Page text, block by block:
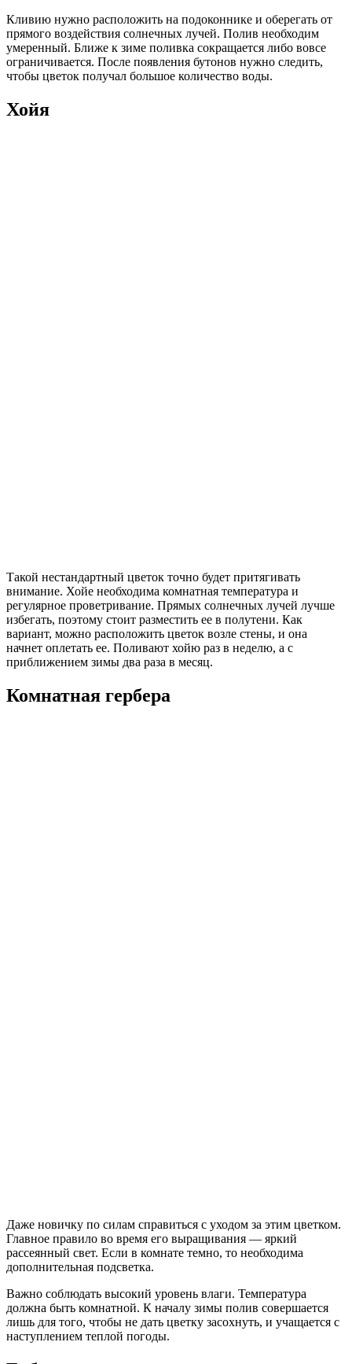
Кливию нужно расположить на подоконнике и оберегать от
прямого воздействия солнечных лучей. Полив необходим
умеренный. Ближе к зиме поливка сокращается либо вовсе
ограничивается. После появления бутонов нужно следить,
чтобы цветок получал большое количество воды.
Хойя
Такой нестандартный цветок точно будет притягивать
внимание. Хойе необходима комнатная температура и
регулярное проветривание. Прямых солнечных лучей лучше
избегать, поэтому стоит разместить ее в полутени. Как
вариант, можно расположить цветок возле стены, и она
начнет оплетать ее. Поливают хойю раз в неделю, а с
приближением зимы два раза в месяц.
Комнатная гербера
Даже новичку по силам справиться с уходом за этим цветком.
Главное правило во время его выращивания — яркий
рассеянный свет. Если в комнате темно, то необходима
дополнительная подсветка.
Важно соблюдать высокий уровень влаги. Температура
должна быть комнатной. К началу зимы полив совершается
лишь для того, чтобы не дать цветку засохнуть, и учащается с
наступлением теплой погоды.